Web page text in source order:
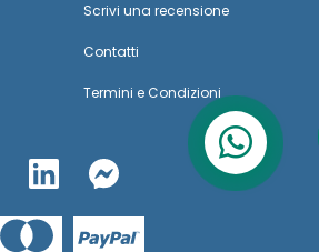
Scrivi una recensione
Contatti
Termini e Condizioni